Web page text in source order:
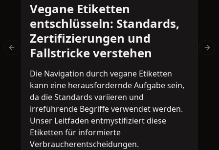
Vegane Etiketten
entschlüsseln: Standards,
Zertifizierungen und
Fallstricke verstehen
Die Navigation durch vegane Etiketten
kann eine herausfordernde Aufgabe sein,
da die Standards variieren und
irreführende Begriffe verwendet werden.
Unser Leitfaden entmystifiziert diese
Etiketten für informierte
Verbraucherentscheidungen.
Previous slide